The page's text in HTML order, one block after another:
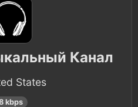
Канал
States
kbps